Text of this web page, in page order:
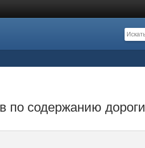
по содержанию дороги